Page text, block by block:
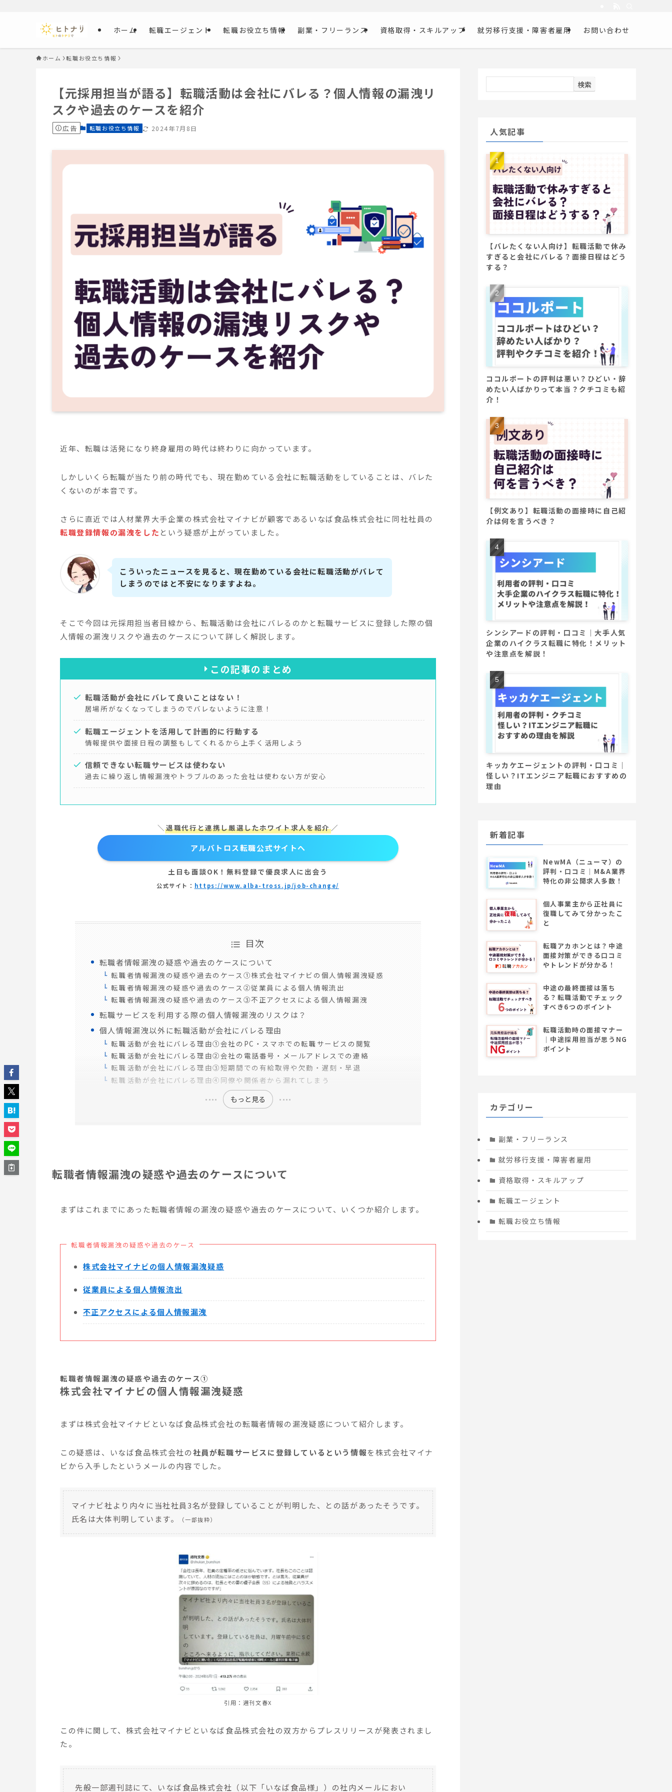
ホーム 転職エージェント 転職お役立ち情報 副業・フリーランス 資格取得・スキルアップ 就労移行支援・障害者雇用 お問い合わせ
ホーム 転職お役立ち情報
【元採用担当が語る】転職活動は会社にバレる？個人情報の漏洩リ
スクや過去のケースを紹介
広告 転職お役立ち情報 2024年7月8日
近年、転職は活発になり終身雇用の時代は終わりに向かっています。
しかしいくら転職が当たり前の時代でも、現在勤めている会社に転職活動をしていることは、バレた
くないのが本音です。
さらに直近では人材業界大手企業の株式会社マイナビが顧客であるいなば食品株式会社に同社社員の
転職登録情報の漏洩をした という疑惑が上がっていました。
こういったニュースを見ると、現在勤めている会社に転職活動がバレて
しまうのではと不安になりますよね。
そこで今回は元採用担当者目線から、転職活動は会社にバレるのかと転職サービスに登録した際の個
人情報の漏洩リスクや過去のケースについて詳しく解説します。
この記事のまとめ
転職活動が会社にバレて良いことはない！
居場所がなくなってしまうのでバレないように注意！
転職エージェントを活用して計画的に行動する
情報提供や面接日程の調整もしてくれるから上手く活用しよう
信頼できない転職サービスは使わない
過去に繰り返し情報漏洩やトラブルのあった会社は使わない方が安心
＼退職代行と連携し厳選したホワイト求人を紹介／
アルバトロス転職公式サイトへ
土日も面談OK！無料登録で優良求人に出会う
公式サイト： https://www.alba-tross.jp/job-change/
目次
転職者情報漏洩の疑惑や過去のケースについて
転職者情報漏洩の疑惑や過去のケース①株式会社マイナビの個人情報漏洩疑惑
転職者情報漏洩の疑惑や過去のケース②従業員による個人情報流出
転職者情報漏洩の疑惑や過去のケース③不正アクセスによる個人情報漏洩
転職サービスを利用する際の個人情報漏洩のリスクは？
個人情報漏洩以外に転職活動が会社にバレる理由
転職活動が会社にバレる理由①会社のPC・スマホでの転職サービスの閲覧
転職活動が会社にバレる理由②会社の電話番号・メールアドレスでの連絡
転職活動が会社にバレる理由③短期間での有給取得や欠勤・遅刻・早退
転職活動が会社にバレる理由④同僚や関係者から漏れてしまう
もっと見る
転職者情報漏洩の疑惑や過去のケースについて
まずはこれまでにあった転職者情報の漏洩の疑惑や過去のケースについて、いくつか紹介します。
転職者情報漏洩の疑惑や過去のケース
株式会社マイナビの個人情報漏洩疑惑
従業員による個人情報流出
不正アクセスによる個人情報漏洩
転職者情報漏洩の疑惑や過去のケース①
株式会社マイナビの個人情報漏洩疑惑
まずは株式会社マイナビといなば食品株式会社の転職者情報の漏洩疑惑について紹介します。
この疑惑は、いなば食品株式会社の社員が転職サービスに登録しているという情報を株式会社マイナ
ビから入手したというメールの内容でした。
マイナビ社より内々に当社社員3名が登録していることが判明した、との話があったそうです。
氏名は大体判明しています。
（一部抜粋）
引用：週刊文春X
この件に関して、株式会社マイナビといなば食品株式会社の双方からプレスリリースが発表されまし
た。
先般一部週刊誌にて、いなば食品株式会社（以下「いなば食品様」）の社内メールにおい
検索
人気記事
【バレたくない人向け】転職活動で休み
すぎると会社にバレる？面接日程はどう
する？
ココルポートの評判は悪い？ひどい・辞
めたい人ばかりって本当？クチコミも紹
介！
【例文あり】転職活動の面接時に自己紹
介は何を言うべき？
シンシアードの評判・口コミ｜大手人気
企業のハイクラス転職に特化！メリット
や注意点を解説！
キッカケエージェントの評判・口コミ｜
怪しい？ITエンジニア転職におすすめの
理由
新着記事
NewMA（ニューマ）の
評判・口コミ│M&A業界
特化の非公開求人多数！
個人事業主から正社員に
復職してみて分かったこ
と
転職アカホンとは？中途
面接対策ができる口コミ
やトレンドが分かる！
中途の最終面接は落ち
る？転職活動でチェック
すべき6つのポイント
転職活動時の面接マナー
│中途採用担当が思うNG
ポイント
カテゴリー
副業・フリーランス
就労移行支援・障害者雇用
資格取得・スキルアップ
転職エージェント
転職お役立ち情報